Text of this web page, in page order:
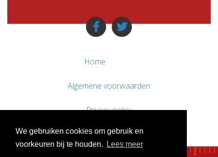
We gebruiken cookies om gebruik en
voorkeuren bij te houden.
Lees meer
Home
Algemene voorwaarden
Privacy policy
Contact / Support